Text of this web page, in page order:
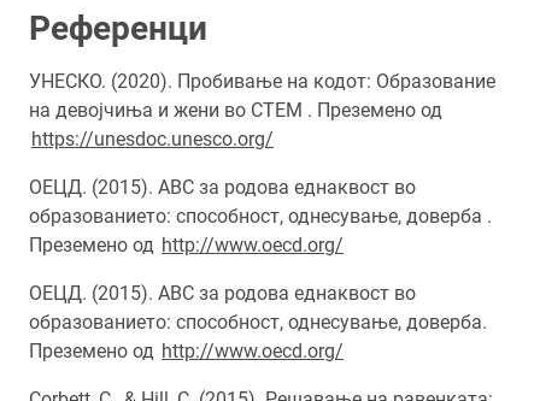
Референци
УНЕСКО. (2020). Пробивање на кодот: Образование
на девојчиња и жени во СТЕМ . Преземено од
https://unesdoc.unesco.org/
ОЕЦД. (2015). ABC за родова еднаквост во
образованието: способност, однесување, доверба .
Преземено од http://www.oecd.org/
ОЕЦД. (2015). ABC за родова еднаквост во
образованието: способност, однесување, доверба.
Преземено од http://www.oecd.org/